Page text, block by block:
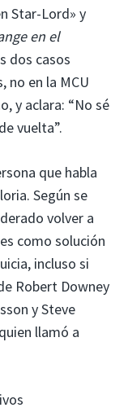
Star-Lord» y
en el
dos casos
no en la MCU
y aclara: “No sé
vuelta”.
que habla
Según se
volver a
como solución
incluso si
Robert Downey
y Steve
llamó a